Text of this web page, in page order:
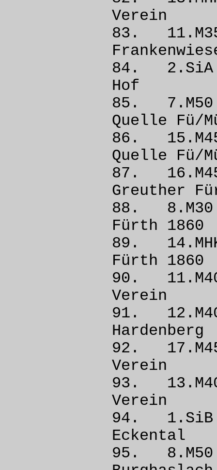
83.
84.
85.
Quelle
86.
Quelle
87.
88.
Fürth
89.
Fürth
90.
91.
92.
93.
94.
95.